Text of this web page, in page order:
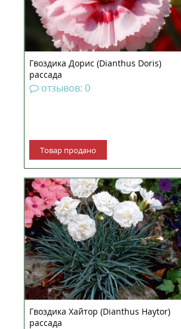
красной серединкой, ар...
Гвоздика Дорис (Dianthus Doris)
рассада
отзывов: 0
Товар продано
Рассада Гвоздики Гвоздика
(диантус) перистая Хайтор —
многолетняя перистая гвоздика,
растущая в виде кустов высотой
до 25 сантиметров, вместе с
цветоносами – до 40
сантиметров. Окрас листьев:
серо-зеленые. Цветение:...
Гвоздика Хайтор (Dianthus Haytor)
рассада